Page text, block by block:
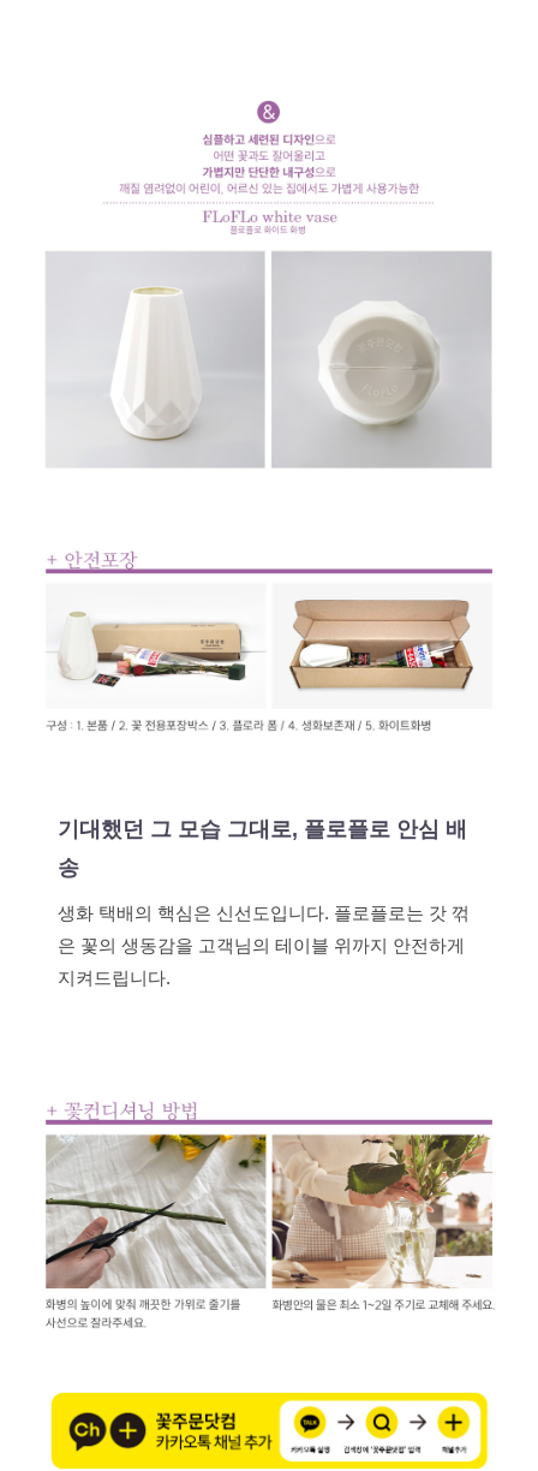
기대했던 그 모습 그대로, 플로플로 안심 배
송
생화 택배의 핵심은 신선도입니다. 플로플로는 갓 꺾
은 꽃의 생동감을 고객님의 테이블 위까지 안전하게
지켜드립니다.